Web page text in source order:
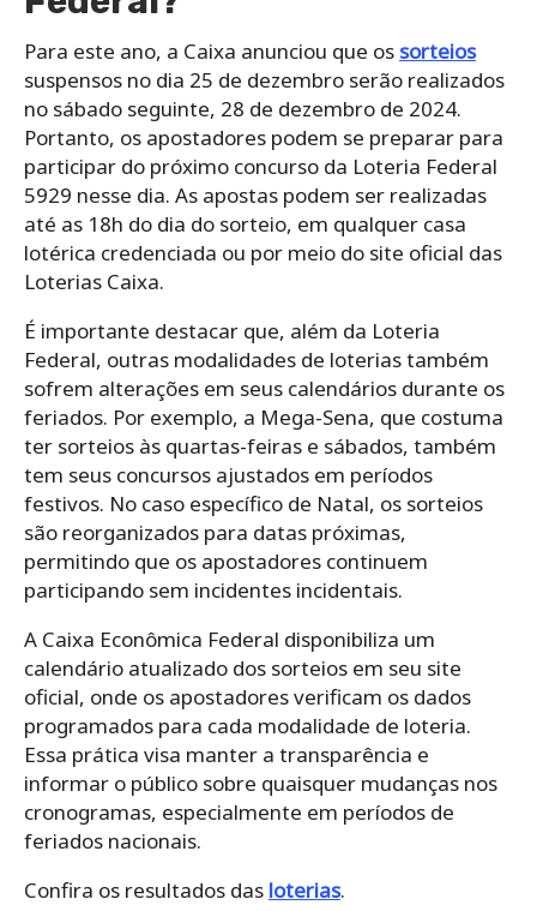
Para este ano, a Caixa anunciou que os sorteios
suspensos no dia 25 de dezembro serão realizados
no sábado seguinte, 28 de dezembro de 2024.
Portanto, os apostadores podem se preparar para
participar do próximo concurso da Loteria Federal
5929 nesse dia. As apostas podem ser realizadas
até as 18h do dia do sorteio, em qualquer casa
lotérica credenciada ou por meio do site oficial das
Loterias Caixa.
É importante destacar que, além da Loteria
Federal, outras modalidades de loterias também
sofrem alterações em seus calendários durante os
feriados. Por exemplo, a Mega-Sena, que costuma
ter sorteios às quartas-feiras e sábados, também
tem seus concursos ajustados em períodos
festivos. No caso específico de Natal, os sorteios
são reorganizados para datas próximas,
permitindo que os apostadores continuem
participando sem incidentes incidentais.
A Caixa Econômica Federal disponibiliza um
calendário atualizado dos sorteios em seu site
oficial, onde os apostadores verificam os dados
programados para cada modalidade de loteria.
Essa prática visa manter a transparência e
informar o público sobre quaisquer mudanças nos
cronogramas, especialmente em períodos de
feriados nacionais.
Confira os resultados das loterias.